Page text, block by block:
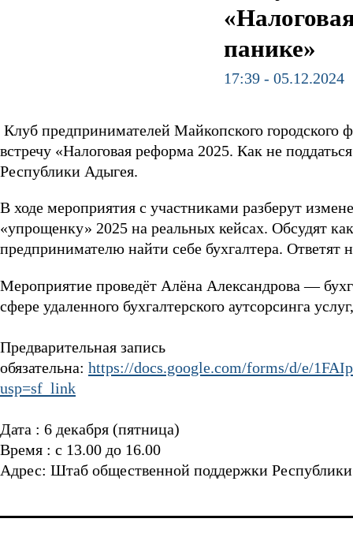
панике»
17:39 - 05.12.2024
Клуб предпринимателей Майкопского
встречу «Налоговая реформа 2025. Как не
Республики Адыгея.
В ходе мероприятия с участниками разберут
«упрощенку» 2025 на реальных кейсах. Обсудят
предпринимателю найти себе бухгалтера.
Мероприятие проведёт Алёна Александрова —
сфере удаленного бухгалтерского аутсорсинга
Предварительная запись
обязательна: https://docs.google.com/forms/d/e/
usp=sf_link
Дата : 6 декабря (пятница)
Время : с 13.00 до 16.00
Адрес: Штаб общественной поддержки